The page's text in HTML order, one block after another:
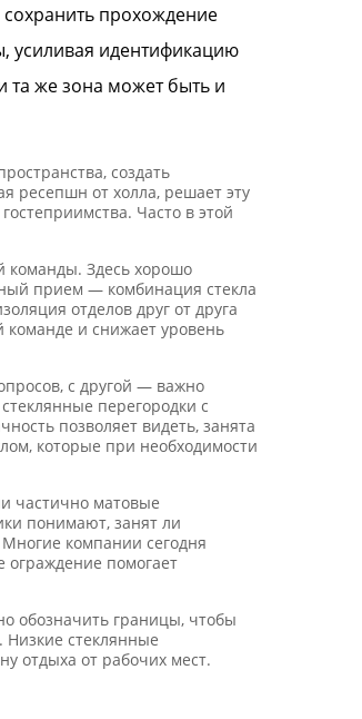
прохождение
усиливая идентификацию
та же зона может быть и
создать
ресепшн от холла, решает эту
Часто в этой
команды. Здесь хорошо
прием — комбинация стекла
отделов друг от друга
команде и снижает уровень
с другой — важно
перегородки с
позволяет видеть, занята
которые при необходимости
частично матовые
понимают, занят ли
компании сегодня
ограждение помогает
обозначить границы, чтобы
стеклянные
отдыха от рабочих мест.